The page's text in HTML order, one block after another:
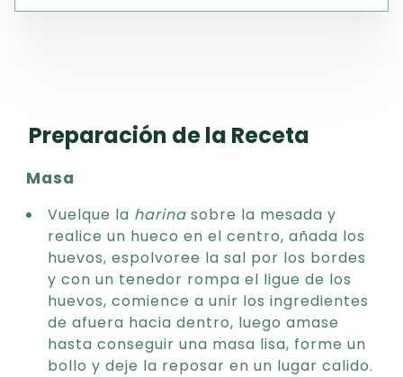
Preparación de la Receta
Masa
Vuelque la harina sobre la mesada y
realice un hueco en el centro, añada los
huevos, espolvoree la sal por los bordes
y con un tenedor rompa el ligue de los
huevos, comience a unir los ingredientes
de afuera hacia dentro, luego amase
hasta conseguir una masa lisa, forme un
bollo y deje la reposar en un lugar calido.